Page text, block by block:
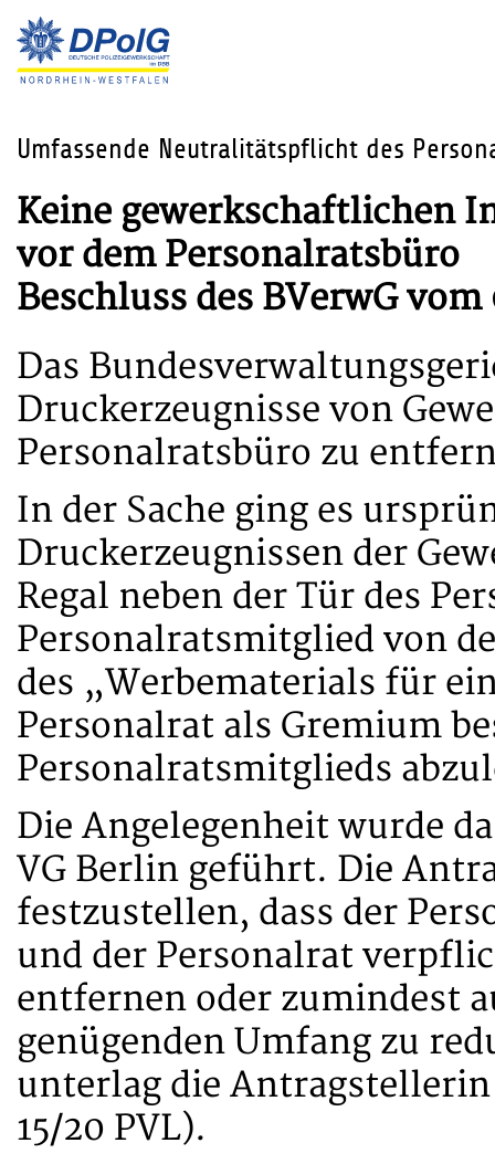
Umfassende Neutralitätspflicht des
Keine gewerkschaftlichen
vor dem Personalratsbüro
Beschluss des BVerwG
Das
Druckerzeugnisse von
Personalratsbüro zu
In der Sache ging es
Druckerzeugnissen der
Regal neben der Tür des
Personalratsmitglied von
des „Werbematerials für
Personalrat als Gremium
Personalratsmitglieds
Die Angelegenheit wurde
VG Berlin geführt. Die
festzustellen, dass der
und der Personalrat
entfernen oder zumindest
genügenden Umfang zu
unterlag die Antragstellerin
15/20 PVL).